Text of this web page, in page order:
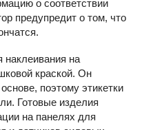
о соответствии
предупредит о том, что
наклеивания на
краской. Он
поэтому этикетки
Готовые изделия
на панелях для